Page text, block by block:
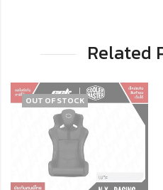
Related
OF STOCK